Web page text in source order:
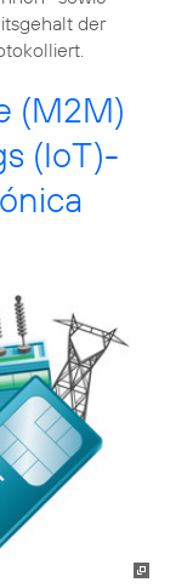
der
(M2M)
(IoT)-